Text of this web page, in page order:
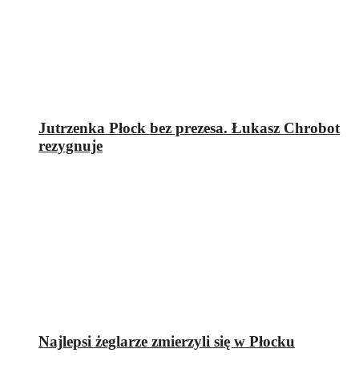
Jutrzenka Płock bez prezesa. Łukasz Chrobot
rezygnuje
Najlepsi żeglarze zmierzyli się w Płocku